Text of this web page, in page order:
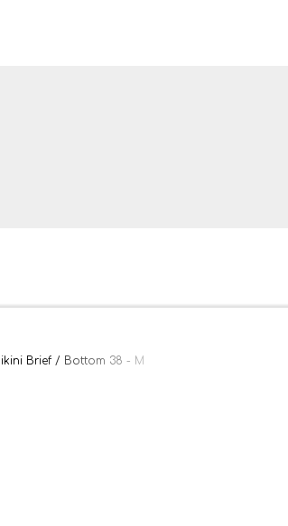
Brief / Bottom 38 - M